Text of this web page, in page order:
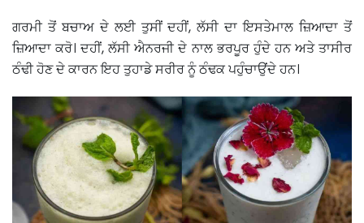
ਗਰਮੀ ਤੋਂ ਬਚਾਅ ਦੇ ਲਈ ਤੁਸੀਂ ਦਹੀਂ, ਲੱਸੀ ਦਾ ਇਸਤੇਮਾਲ ਜ਼ਿਆਦਾ ਤੋਂ
ਜ਼ਿਆਦਾ ਕਰੋ। ਦਹੀਂ, ਲੱਸੀ ਐਨਰਜੀ ਦੇ ਨਾਲ ਭਰਪੂਰ ਹੁੰਦੇ ਹਨ ਅਤੇ ਤਾਸੀਰ
ਠੰਢੀ ਹੋਣ ਦੇ ਕਾਰਨ ਇਹ ਤੁਹਾਡੇ ਸਰੀਰ ਨੂੰ ਠੰਢਕ ਪਹੁੰਚਾਉਂਦੇ ਹਨ।